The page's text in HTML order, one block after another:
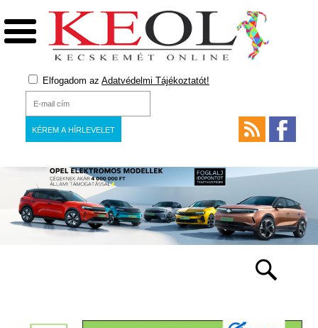
Elfogadom az Adatvédelmi Tájékoztatót!